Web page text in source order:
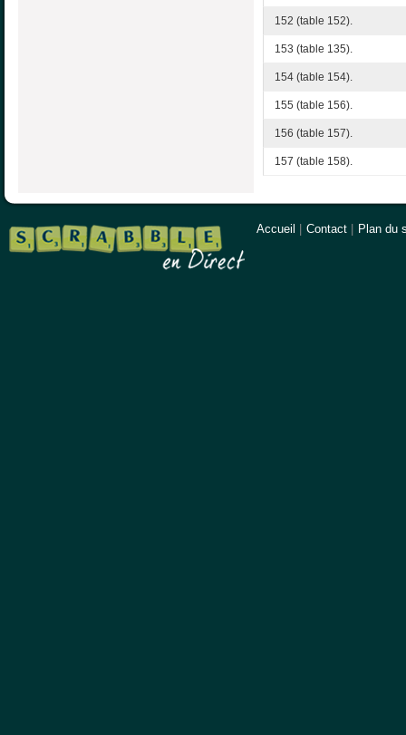
152 (table 152).
153 (table 135).
154 (table 154).
155 (table 156).
156 (table 157).
157 (table 158).
Accueil Contact Plan du